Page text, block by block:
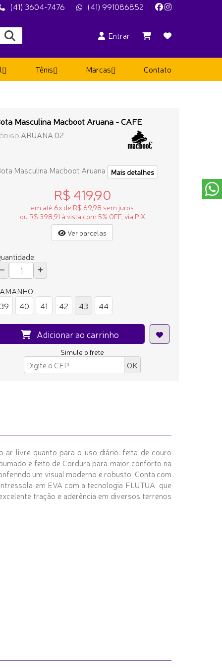
(41) 3604-7476 (41) 991086852
Entrar
Tênis Marcas Contato
Masculina Macboot Aruana - CAFE
ARUANA 02
Masculina Macboot Aruana Mais detalhes
R$ 419,90
em até 6x de R$ 69,98 sem juros
ou R$ 398,91 à vista com 5% OFF, via PIX
Ver parcelas
39
40 41 42 43 44
Adicionar ao carrinho
Simule o frete
livre quanto para o uso diário. feita de couro
e feito de Cordura para maior conforto na
um visual moderno e robusto. Conta com
em EVA com a tecnologia FLUTUA que
tração e aderência em diversos terrenos